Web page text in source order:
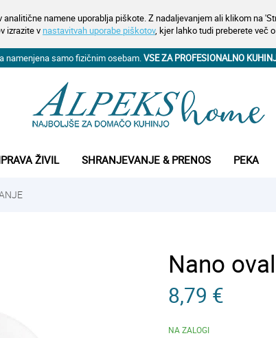
namene uporablja piškote. Z nadaljevanjem ali klikom na
izrazite v nastavitvah uporabe piškotov, kjer lahko tudi preberete več
namenjena samo fizičnim osebam.VSE ZA PROFESIONALNO
ŽIVIL SHRANJEVANJE & PRENOS PEKA
Nano
8,79 €
NA ZALOGI